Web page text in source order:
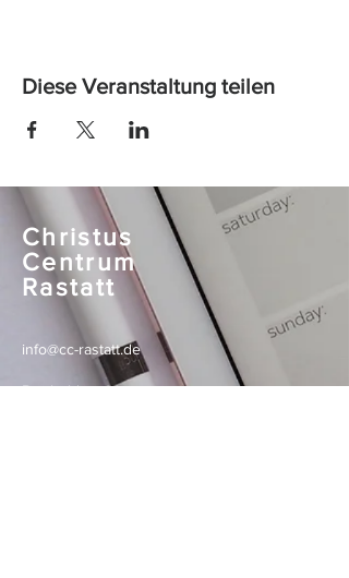
Diese Veranstaltung teilen
Christus
Centrum
Rastatt
info@cc-rastatt.de
Bertholdstr. 1